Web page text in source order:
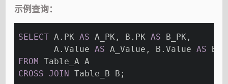
示例查询：
SELECT A.PK AS A_PK, B.PK AS B_PK,
       A.Value
AS A_Value, B.Value AS
FROM Table_A A
CROSS
JOIN Table_B B;